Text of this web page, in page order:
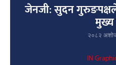
जेनजी: सुदन
मुख्य
२०८२
IN